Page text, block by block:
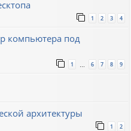
1 2 3 4
компьютера под
1 6 7 8 9
архитектуры
1 2